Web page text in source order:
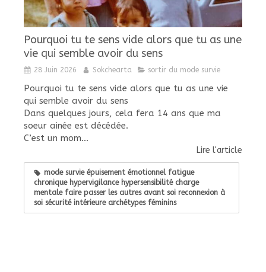
Pourquoi tu te sens vide alors que tu as une
vie qui semble avoir du sens
28 Juin 2026 Sokchearta sortir du mode survie
Pourquoi tu te sens vide alors que tu as une vie
qui semble avoir du sens
Dans quelques jours, cela fera 14 ans que ma
soeur ainée est décédée.
C’est un mom...
Lire l'article
mode survie épuisement émotionnel fatigue
chronique hypervigilance hypersensibilité charge
mentale faire passer les autres avant soi reconnexion à
soi sécurité intérieure archétypes féminins